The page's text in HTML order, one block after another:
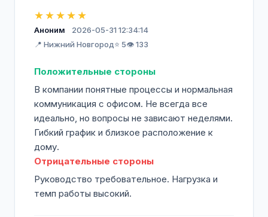
★★★★★
Аноним
2026-05-31 12:34:14
📍 Нижний Новгород⭐ 5👁️ 133
Положительные стороны
В компании понятные процессы и нормальная
коммуникация с офисом. Не всегда все
идеально, но вопросы не зависают неделями.
Гибкий график и близкое расположение к
дому.
Отрицательные стороны
Руководство требовательное. Нагрузка и
темп работы высокий.